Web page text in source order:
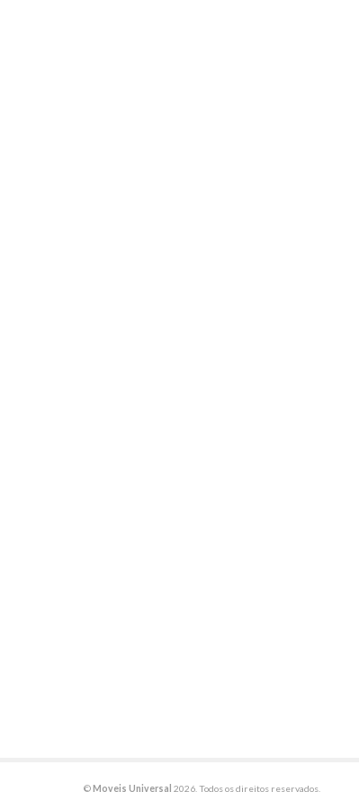
©Moveis Universal 2026. Todos os direitos reservados.